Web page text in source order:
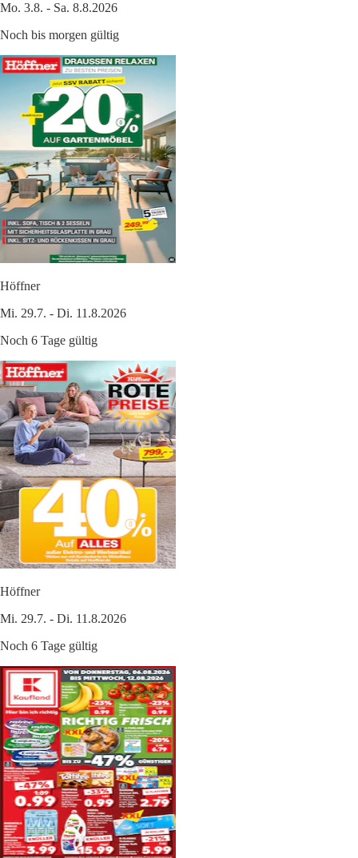
Mo. 3.8. - Sa. 8.8.2026
Noch bis morgen gültig
Höffner
Mi. 29.7. - Di. 11.8.2026
Noch 6 Tage gültig
Höffner
Mi. 29.7. - Di. 11.8.2026
Noch 6 Tage gültig